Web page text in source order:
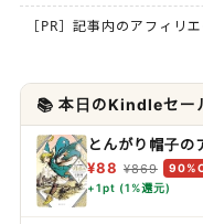
［PR］記事内のアフィリ
📚 本日のKindleセー
とんがり帽子の
¥88 ¥869
+1pt (1%還元)